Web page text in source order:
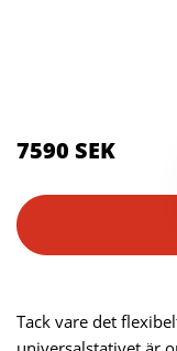
7590 SEK
Tack vare det